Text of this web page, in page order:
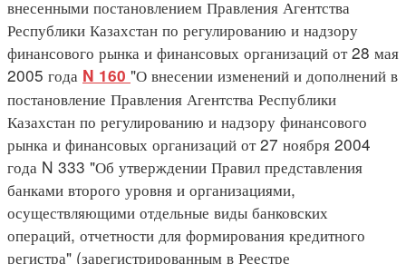
внесенными постановлением Правления Агентства
Республики Казахстан по регулированию и надзору
финансового рынка и финансовых организаций от 28 мая
2005 года N 160 "О внесении изменений и дополнений в
постановление Правления Агентства Республики
Казахстан по регулированию и надзору финансового
рынка и финансовых организаций от 27 ноября 2004
года N 333 "Об утверждении Правил представления
банками второго уровня и организациями,
осуществляющими отдельные виды банковских
операций, отчетности для формирования кредитного
регистра" (зарегистрированным в Реестре